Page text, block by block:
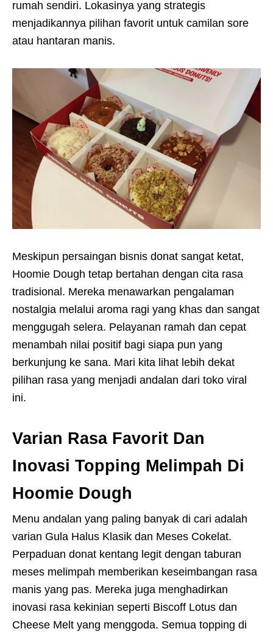
rumah sendiri. Lokasinya yang strategis
menjadikannya pilihan favorit untuk camilan sore
atau hantaran manis.
Meskipun persaingan bisnis donat sangat ketat,
Hoomie Dough tetap bertahan dengan cita rasa
tradisional. Mereka menawarkan pengalaman
nostalgia melalui aroma ragi yang khas dan sangat
menggugah selera. Pelayanan ramah dan cepat
menambah nilai positif bagi siapa pun yang
berkunjung ke sana. Mari kita lihat lebih dekat
pilihan rasa yang menjadi andalan dari toko viral
ini.
Varian Rasa Favorit Dan
Inovasi Topping Melimpah Di
Hoomie Dough
Menu andalan yang paling banyak di cari adalah
varian Gula Halus Klasik dan Meses Cokelat.
Perpaduan donat kentang legit dengan taburan
meses melimpah memberikan keseimbangan rasa
manis yang pas. Mereka juga menghadirkan
inovasi rasa kekinian seperti Biscoff Lotus dan
Cheese Melt yang menggoda. Semua topping di